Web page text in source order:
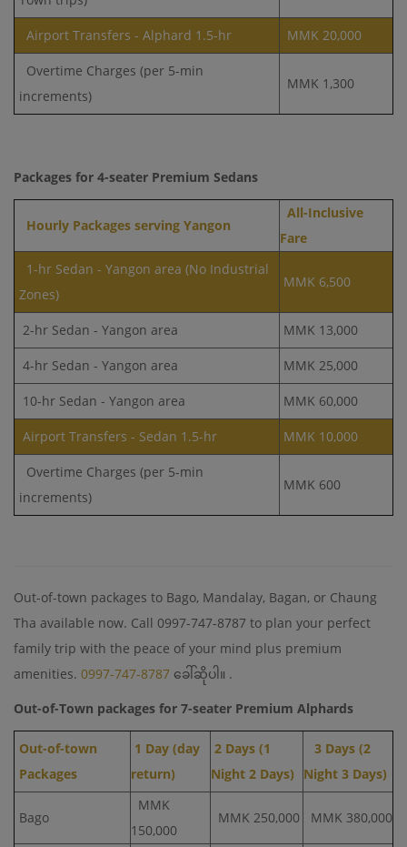
Airport Transfers - Alphard 1.5-hr MMK 20,000
Overtime Charges (per 5-min
increments)
MMK 1,300
Packages for 4-seater Premium Sedans
Hourly Packages serving Yangon
All-Inclusive
Fare
1-hr Sedan - Yangon area (No Industrial
Zones)
MMK 6,500
2-hr Sedan - Yangon area MMK 13,000
4-hr Sedan - Yangon area MMK 25,000
10-hr Sedan - Yangon area MMK 60,000
Airport Transfers - Sedan 1.5-hr MMK 10,000
Overtime Charges (per 5-min
increments)
MMK 600
Out-of-town packages to Bago, Mandalay, Bagan, or Chaung
Tha available now. Call 0997-747-8787 to plan your perfect
family trip with the peace of your mind plus premium
amenities. 0997-747-8787 ခေါ်ဆိုပါ။ .
Out-of-Town packages for 7-seater Premium Alphards
Out-of-town
Packages
1 Day (day
return)
2 Days (1
Night 2 Days)
3 Days (2
Night 3 Days)
Bago
MMK
150,000
MMK 250,000 MMK 380,000